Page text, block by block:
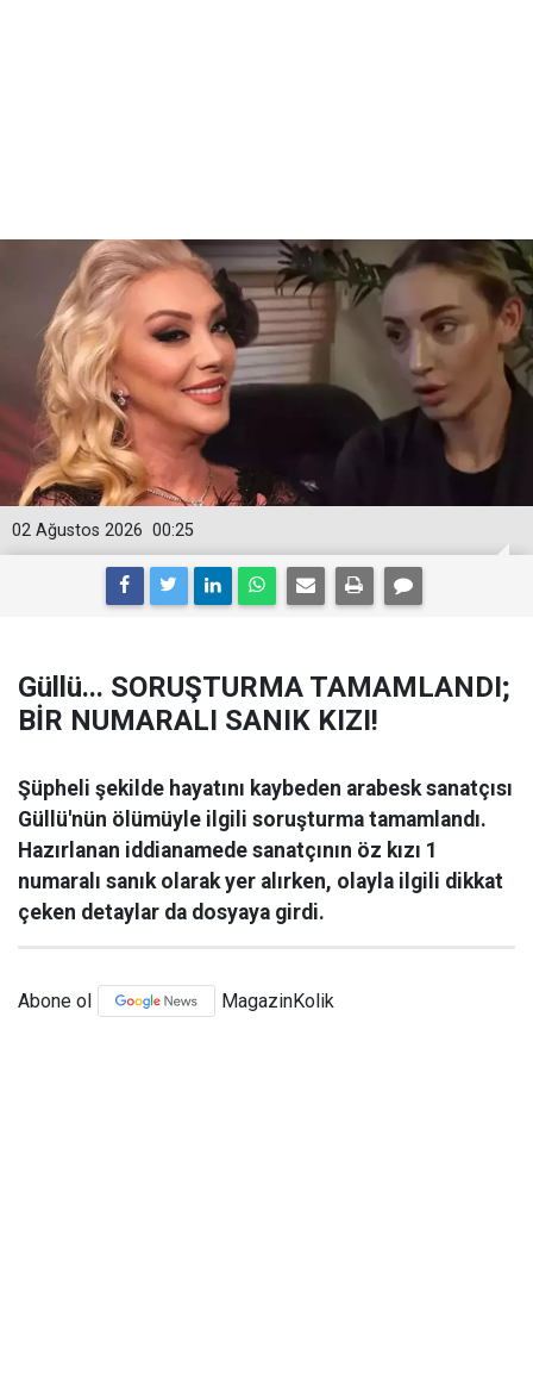
00:25
02 Ağustos 2026
Güllü... SORUŞTURMA TAMAMLANDI;
BİR NUMARALI SANIK KIZI!
Şüpheli şekilde hayatını kaybeden arabesk sanatçısı
Güllü'nün ölümüyle ilgili soruşturma tamamlandı.
Hazırlanan iddianamede sanatçının öz kızı 1
numaralı sanık olarak yer alırken, olayla ilgili dikkat
çeken detaylar da dosyaya girdi.
Abone ol MagazinKolik